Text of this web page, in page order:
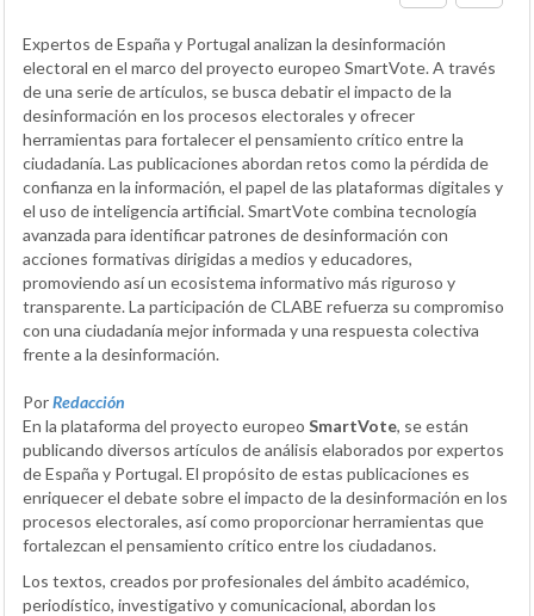
Expertos de España y Portugal analizan la desinformación
electoral en el marco del proyecto europeo SmartVote. A través
de una serie de artículos, se busca debatir el impacto de la
desinformación en los procesos electorales y ofrecer
herramientas para fortalecer el pensamiento crítico entre la
ciudadanía. Las publicaciones abordan retos como la pérdida de
confianza en la información, el papel de las plataformas digitales y
el uso de inteligencia artificial. SmartVote combina tecnología
avanzada para identificar patrones de desinformación con
acciones formativas dirigidas a medios y educadores,
promoviendo así un ecosistema informativo más riguroso y
transparente. La participación de CLABE refuerza su compromiso
con una ciudadanía mejor informada y una respuesta colectiva
frente a la desinformación.
PorRedacción
En la plataforma del proyecto europeo SmartVote, se están
publicando diversos artículos de análisis elaborados por expertos
de España y Portugal. El propósito de estas publicaciones es
enriquecer el debate sobre el impacto de la desinformación en los
procesos electorales, así como proporcionar herramientas que
fortalezcan el pensamiento crítico entre los ciudadanos.
Los textos, creados por profesionales del ámbito académico,
periodístico, investigativo y comunicacional, abordan los